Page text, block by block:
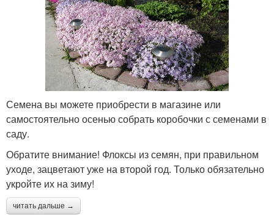
Семена вы можете приобрести в магазине или
самостоятельно осенью собрать коробочки с семенами в
саду.
Обратите внимание! Флоксы из семян, при правильном
уходе, зацветают уже на второй год. Только обязательно
укройте их на зиму!
читать дальше →